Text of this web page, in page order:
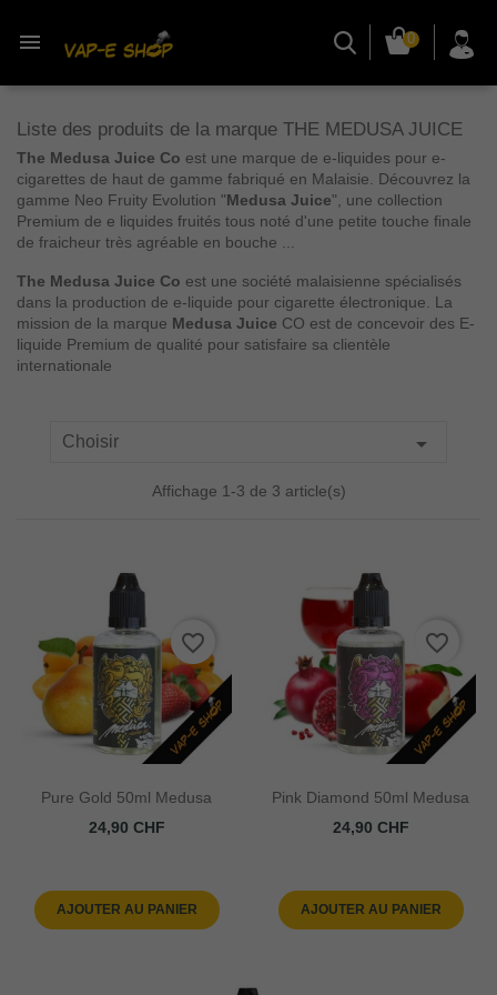
 0
Liste des produits de la marque THE MEDUSA JUICE
The Medusa Juice Co est une marque de e-liquides pour e-
cigarettes de haut de gamme fabriqué en Malaisie. Découvrez la
gamme Neo Fruity Evolution "Medusa Juice", une collection
Premium de e liquides fruités tous noté d'une petite touche finale
de fraicheur très agréable en bouche ...
The Medusa Juice Co est une société malaisienne spécialisés
dans la production de e-liquide pour cigarette électronique. La
mission de la marque Medusa Juice CO est de concevoir des E-
liquide Premium de qualité pour satisfaire sa clientèle
internationale
Choisir 
Affichage 1-3 de 3 article(s)
Pure Gold 50ml Medusa
Prix
24,90 CHF
AJOUTER AU PANIER
favorite_border
Pink Diamond 50ml Medusa
Prix
24,90 CHF
AJOUTER AU PANIER
favorite_border